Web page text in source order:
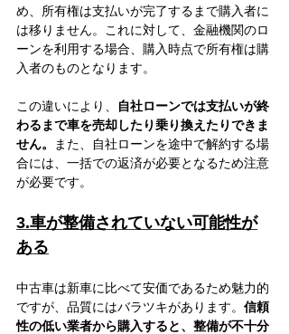
め、所有権は支払いが完了するまで購入者に
は移りません。これに対して、金融機関のロ
ーンを利用する場合、購入時点で所有権は購
入者のものとなります。
この違いにより、
自社ローンでは支払いが終
わるまで車を売却したり乗り換えたりできま
せん。
また、自社ローンを途中で解約する場
合には、一括での返済が必要となるため注意
が必要です。
3.車が整備されていない可能性が
ある
中古車は新車に比べて安価であるため魅力的
ですが、品質にはバラツキがあります。 信頼
性の低い業者から購入すると、整備が不十分